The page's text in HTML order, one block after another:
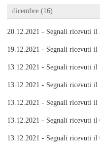
dicembre (16)
20.12.2021 - Segnali ricevuti il
19.12.2021 - Segnali ricevuti il
13.12.2021 - Segnali ricevuti il
13.12.2021 - Segnali ricevuti il
13.12.2021 - Segnali ricevuti il
13.12.2021 - Segnali ricevuti il
13.12.2021 - Segnali ricevuti il